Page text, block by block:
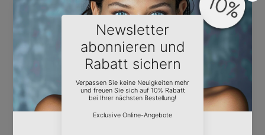
Sambia (EUR €)
Samoa (WST T)
San Marino (EUR €)
São Tomé und
Príncipe (STD Db)
Saudi-Arabien (SAR